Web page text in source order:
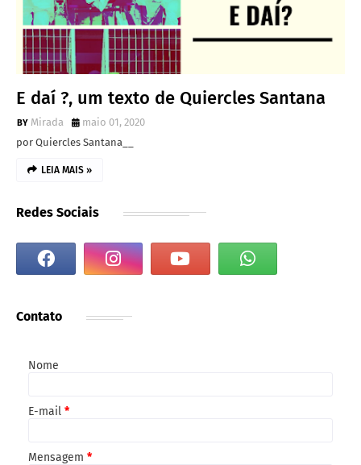
E daí ?, um texto de Quiercles Santana
Mirada
maio 01, 2020
por Quiercles Santana__
LEIA MAIS »
Redes Sociais
Contato
Nome
E-mail *
Mensagem *